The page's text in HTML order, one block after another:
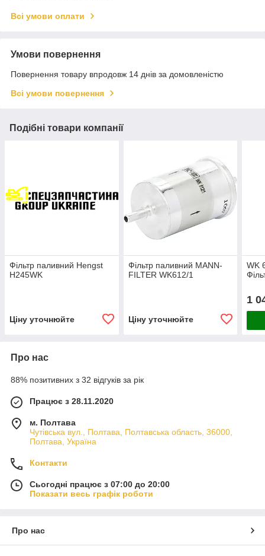
Всі умови оплати
Умови повернення
Повернення товару впродовж 14 днів за домовленістю
Всі умови повернення
Подібні товари компанії
Фільтр паливний Hengst
H245WK
Ціну уточнюйте
Фільтр паливний MANN-
FILTER WK612/1
Ціну уточнюйте
WK
1
Про нас
88% позитивних з 32 відгуків за рік
Працює з 28.11.2020
м. Полтава
Чутівська вул., Полтава, Полтавська область, 36000,
Полтава, Україна
Контакти
Сьогодні працює з 07:00 до 20:00
Показати весь графік роботи
Про нас